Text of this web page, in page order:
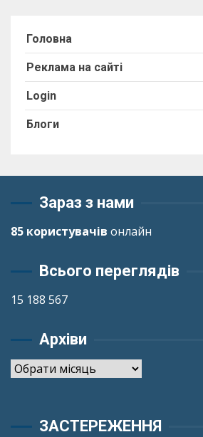
Головна
Реклама на сайті
Login
Блоги
Зараз з нами
85 користувачів онлайн
Всього переглядів
15 188 567
Архіви
Архіви
ЗАСТЕРЕЖЕННЯ